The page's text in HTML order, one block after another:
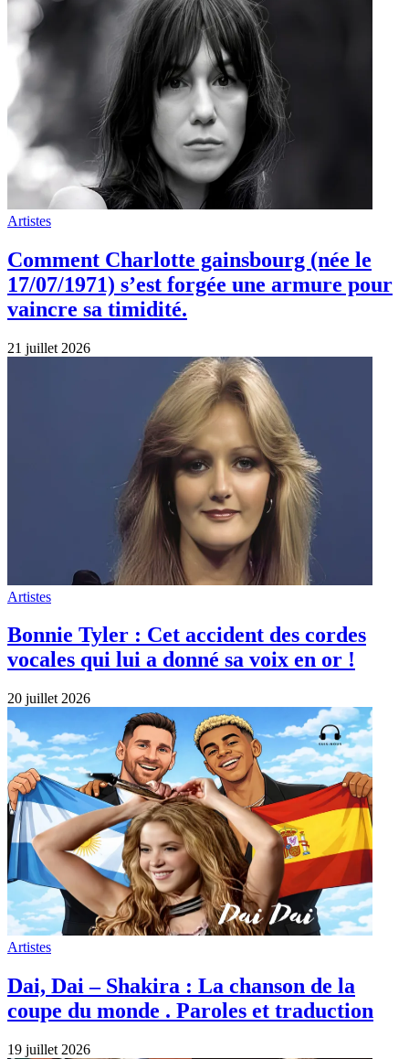
Artistes
Comment Charlotte gainsbourg (née le
17/07/1971) s’est forgée une armure pour
vaincre sa timidité.
21 juillet 2026
Artistes
Bonnie Tyler : Cet accident des cordes
vocales qui lui a donné sa voix en or !
20 juillet 2026
Artistes
Dai, Dai – Shakira : La chanson de la
coupe du monde . Paroles et traduction
19 juillet 2026